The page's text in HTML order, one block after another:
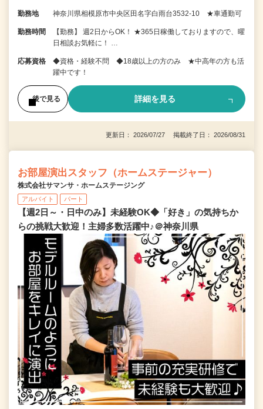
勤務地 神奈川県相模原市中央区田名字白雨台3532-10 ★車通勤可
勤務時間
【勤務】 週2日からOK！ ★365日稼働しておりますので、曜
日相談お気軽に！ …
応募資格
◆資格・経験不問 ◆18歳以上の方のみ ★中高年の方も活
躍中です！
後で見る 詳細を見る
更新日： 2026/07/27 掲載終了日： 2026/08/31
お部屋演出スタッフ（ホームステージャー）
株式会社サマンサ・ホームステージング
アルバイト パート
【週2日～・日中のみ】未経験OK◆「好き」の気持ちか
らの挑戦大歓迎！主婦多数活躍中♪＠神奈川県